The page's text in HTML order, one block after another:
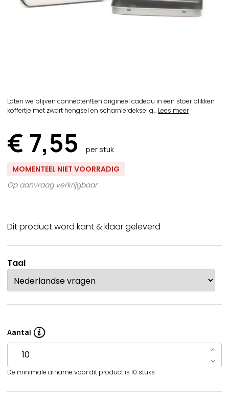
Laten we blijven connecten!Een origineel cadeau in een stoer blikken
koffertje met zwart hengsel en scharnierdeksel g... Lees meer
€ 7,55 per stuk
MOMENTEEL NIET VOORRADIG
Op aanvraag verkrijgbaar
Dit product word kant & klaar geleverd
Taal
Aantal
De minimale afname voor dit product is 10 stuks